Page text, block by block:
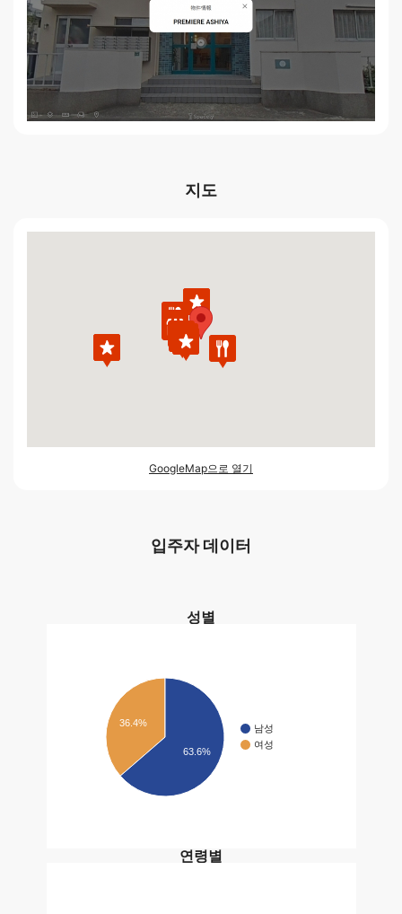
지도
GoogleMap으로 열기
입주자 데이터